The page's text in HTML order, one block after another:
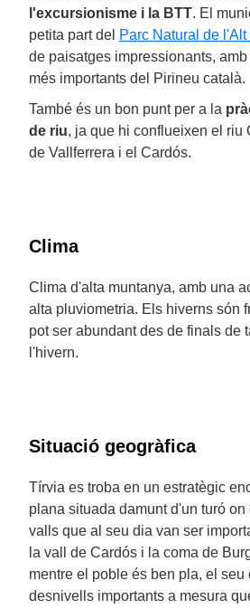
l'excursionisme i la BTT. El
petita part del Parc Natural de
de paisatges impressionants,
més importants del Pirineu català.
També és un bon punt per a la
de riu, ja que hi conflueixen el riu
de Vallferrera i el Cardós.
Clima
Clima d'alta muntanya, amb una
alta pluviometria. Els hiverns són
pot ser abundant des de finals de
l'hivern.
Situació geogràfica
Tírvia es troba en un estratègic
plana situada damunt d'un turó
valls que al seu dia van ser
la vall de Cardós i la coma de
mentre el poble és ben pla, el seu
desnivells importants a mesura